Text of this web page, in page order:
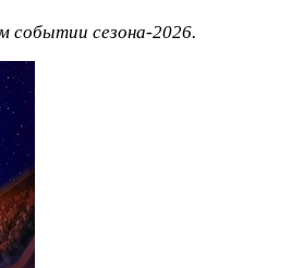
событии сезона‑2026.